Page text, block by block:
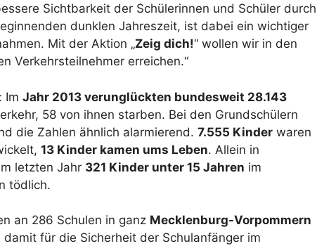
Sichtbarkeit der Schülerinnen und Schüler durch
dunklen Jahreszeit, ist dabei ein wichtiger
Mit der Aktion „Zeig dich!“ wollen wir in den
Verkehrsteilnehmer erreichen.“
Im Jahr 2013 verunglückten bundesweit 28.143
58 von ihnen starben. Bei den Grundschülern
die Zahlen ähnlich alarmierend. 7.555 Kinder waren
13 Kinder kamen ums Leben. Allein in
letzten Jahr 321 Kinder unter 15 Jahren im
tödlich.
an 286 Schulen in ganz Mecklenburg-Vorpommern
für die Sicherheit der Schulanfänger im